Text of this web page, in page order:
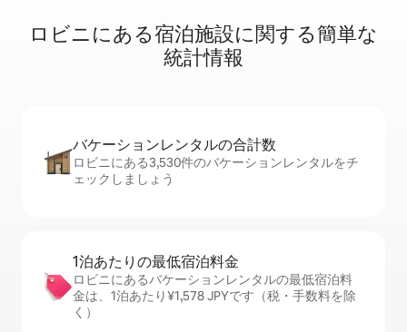
ロビニに⁠あ⁠る宿⁠泊⁠施⁠設⁠に関⁠す⁠る簡⁠単⁠な
統⁠計⁠情⁠報
バケーションレ⁠ン⁠タ⁠ル⁠の合⁠計⁠数
ロビニにある3,530件のバケーションレンタルをチ
ェックしましょう
1泊あたりの最⁠低⁠宿⁠泊⁠料⁠金
ロビニにあるバケーションレンタルの最低宿泊料
金は、1泊あたり¥1,578 JPYです（税・手数料を除
く）